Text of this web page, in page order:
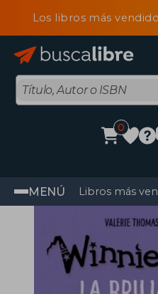
Los libros más
0
MENÚ Libros más